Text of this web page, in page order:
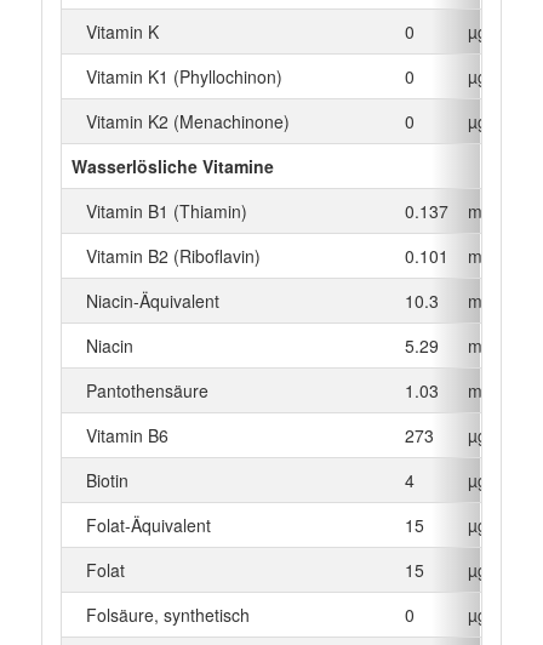
Vitamin K
0
µg
Vitamin K1 (Phyllochinon)
0
µg
Vitamin K2 (Menachinone)
0
µg
Wasserlösliche Vitamine
Vitamin B1 (Thiamin)
0.137
mg
Vitamin B2 (Riboflavin)
0.101
mg
Niacin-Äquivalent
10.3
mg
Niacin
5.29
mg
Pantothensäure
1.03
mg
Vitamin B6
273
µg
Biotin
4
µg
Folat-Äquivalent
15
µg
Folat
15
µg
Folsäure, synthetisch
0
µg